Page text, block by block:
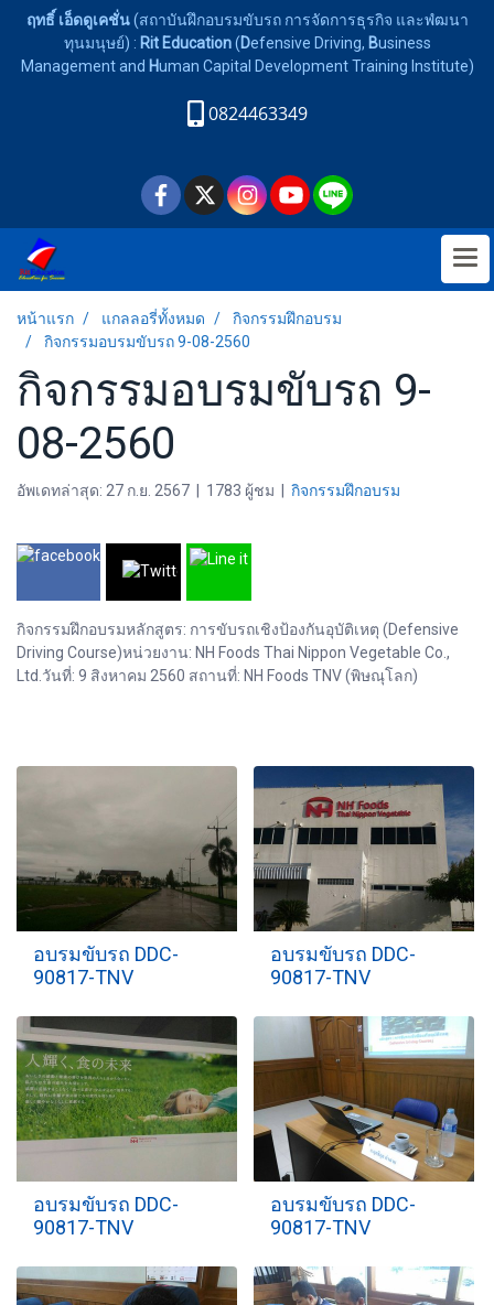
ฤทธิ์ เอ็ดดูเคชั่น(สถาบันฝึกอบรมขับรถ การจัดการธุรกิจ และพํฒนา
ทุนมนุษย์) : Rit Education(Defensive Driving, Business
Management and Human Capital Development Training Institute)
0824463349
หน้าแรก แกลลอรี่ทั้งหมด
กิจกรรมฝึกอบรม
กิจกรรมอบรมขับรถ 9-08-2560
กิจกรรมอบรมขับรถ 9-
08-2560
อัพเดทล่าสุด: 27 ก.ย. 2567 1783 ผู้ชม กิจกรรมฝึกอบรม
กิจกรรมฝึกอบรมหลักสูตร: การขับรถเชิงป้องกันอุบัติเหตุ (Defensive
Driving Course)หน่วยงาน: NH Foods Thai Nippon Vegetable Co.,
Ltd.วันที่: 9 สิงหาคม 2560 สถานที่: NH Foods TNV (พิษณุโลก)
อบรมขับรถ DDC-
90817-TNV
อบรมขับรถ DDC-
90817-TNV
อบรมขับรถ DDC-
90817-TNV
อบรมขับรถ DDC-
90817-TNV